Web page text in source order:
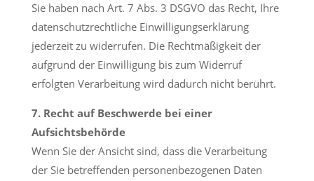
Sie haben nach Art. 7 Abs. 3 DSGVO das Recht, Ihre
datenschutzrechtliche Einwilligungserklärung
jederzeit zu widerrufen. Die Rechtmäßigkeit der
aufgrund der Einwilligung bis zum Widerruf
erfolgten Verarbeitung wird dadurch nicht berührt.
7. Recht auf Beschwerde bei einer
Aufsichtsbehörde
Wenn Sie der Ansicht sind, dass die Verarbeitung
der Sie betreffenden personenbezogenen Daten